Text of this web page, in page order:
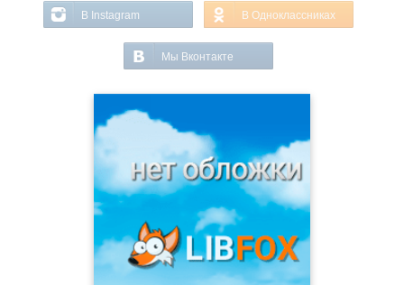
В Instagram В Одноклассниках
Мы Вконтакте